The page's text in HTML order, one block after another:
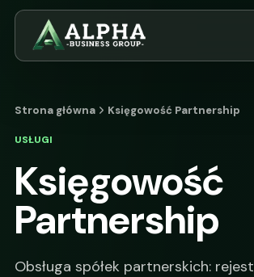
Strona główna Księgowość Partnership
USŁUGI
Księgowość
Partnership
Obsługa spółek partnerskich: